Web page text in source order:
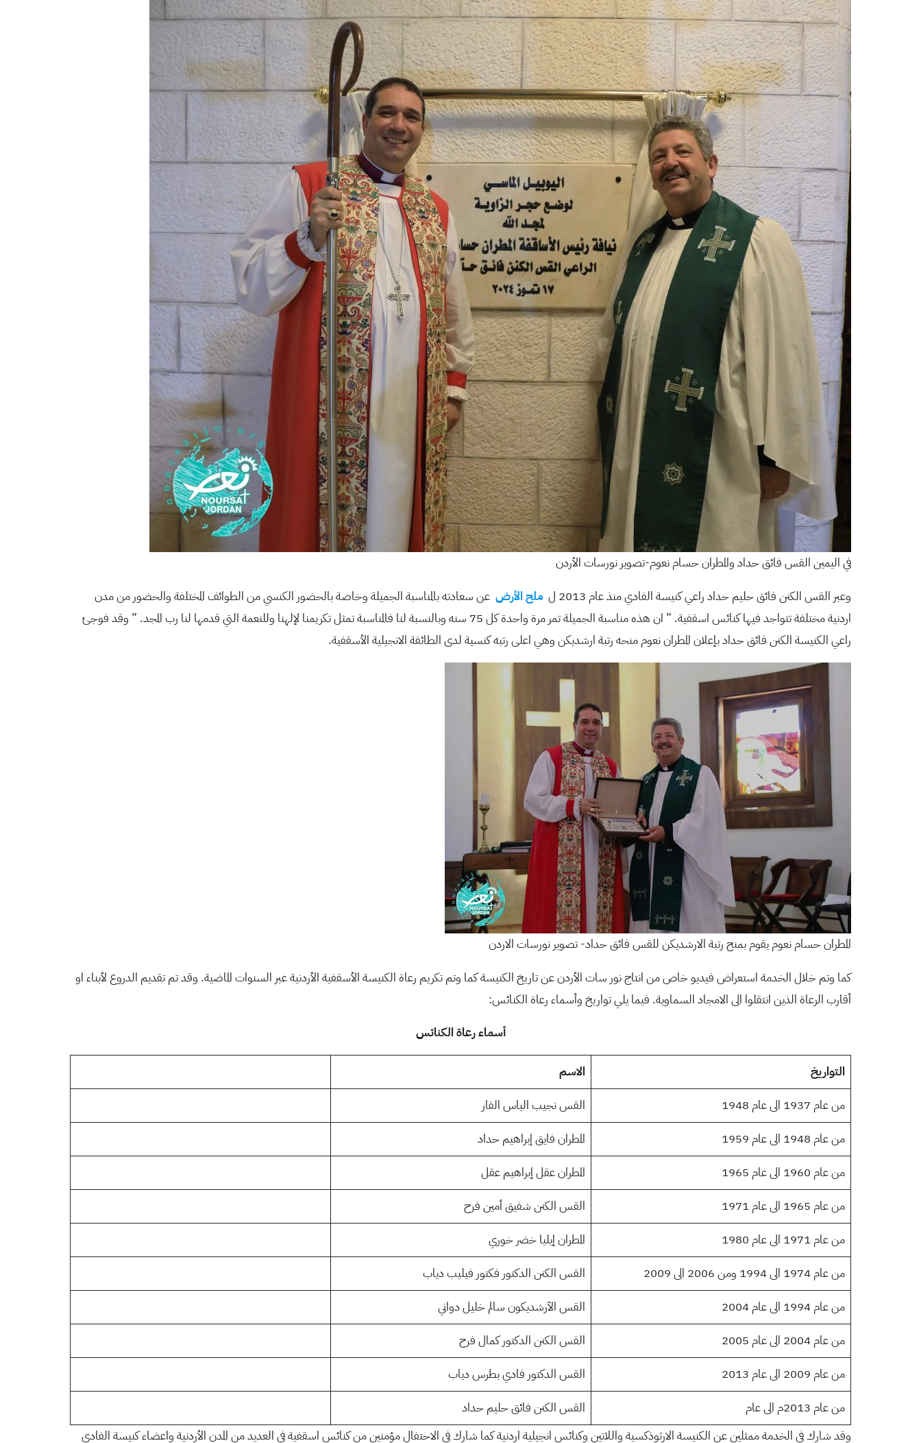
في اليمين القس فائق حداد والمطران حسام نعوم-تصوير نورسات الأردن
وعبر القس الكنن فائق حليم حداد راعي كنيسة الفادي منذ عام 2013 ل
ملح الأرض عن سعادته بالمناسبة الجميلة وخاصة بالحضور الكنسي من الطوائف المختلفة والحضور من مدن
اردنية مختلفة تتواجد فيها كنائس اسقفية. ” ان هذه مناسبة الجميلة تمر مرة واحدة كل 75 سنه وبالنسبة لنا فالمناسبة تمثل تكريمنا لإلهنا وللنعمة التي قدمها لنا رب المجد. ” وقد فوجئ
راعي الكنيسة الكنن فائق حداد بإعلان المطران نعوم منحه رتبة ارشديكن وهي اعلى رتبه كنسية لدى الطائفة الانجيلية الأسقفية.
المطران حسام نعوم يقوم بمنح رتبة الارشديكن للقس فائق حداد- تصوير نورسات الاردن
كما وتم خلال الخدمة استعراض فيديو خاص من انتاج نور سات الأردن عن تاريخ الكنيسة كما وتم تكريم رعاة الكنيسة الأسقفية الأردنية عبر السنوات الماضية. وقد تم تقديم الدروع لأبناء او
أقارب الرعاة الذين انتقلوا الى الامجاد السماوية. فيما يلي تواريخ وأسماء رعاة الكنائس:
أسماء رعاة الكنائس
التواريخ
الاسم
من عام 1937 الى عام 1948
القس نجيب الياس الفار
من عام 1948 الى عام 1959
المطران فايق إبراهيم حداد
من عام 1960 الى عام 1965
المطران عقل إبراهيم عقل
من عام 1965 الى عام 1971
القس الكنن شفيق أمين فرح
من عام 1971 الى عام 1980
المطران إيليا خضر خوري
من عام 1974 الى 1994 ومن 2006 الى 2009
القس الكنن الدكتور فكتور فيليب دياب
من عام 1994 الى عام 2004
القس الآرشديكون سالم خليل دواني
من عام 2004 الى عام 2005
القس الكنن الدكتور كمال فرح
من عام 2009 الى عام 2013
القس الدكتور فادي بطرس دياب
من عام 2013م الى عام
القس الكنن فائق حليم حداد
وقد شارك في الخدمة ممثلين عن الكنيسة الارثوذكسية واللاتين وكنائس انجيلية اردنية كما شارك في الاحتفال مؤمنين من كنائس اسقفية في العديد من المدن الأردنية واعضاء كنيسة الفادي